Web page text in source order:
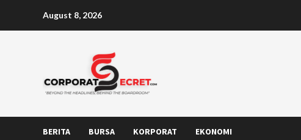
August 8, 2026
BERITA BURSA KORPORAT EKONOMI